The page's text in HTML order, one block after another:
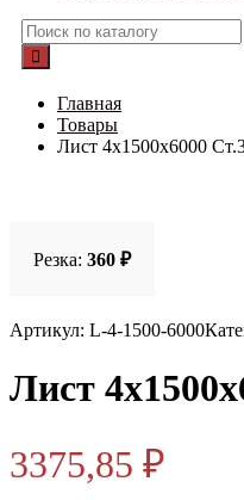
Главная
Товары
Лист 4х1500х6000
Резка: 360 ₽
Артикул: L-4-1500-6000
Лист
3375,85 ₽